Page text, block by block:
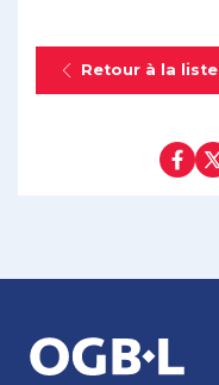
Retour à la liste